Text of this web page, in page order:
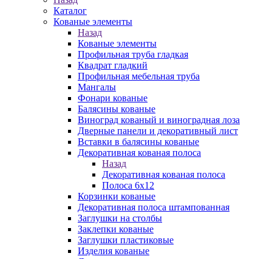
Каталог
Кованые элементы
Назад
Кованые элементы
Профильная труба гладкая
Квадрат гладкий
Профильная мебельная труба
Мангалы
Фонари кованые
Балясины кованые
Виноград кованый и виноградная лоза
Дверные панели и декоративный лист
Вставки в балясины кованые
Декоративная кованая полоса
Назад
Декоративная кованая полоса
Полоса 6х12
Корзинки кованые
Декоративная полоса штампованная
Заглушки на столбы
Заклепки кованые
Заглушки пластиковые
Изделия кованые